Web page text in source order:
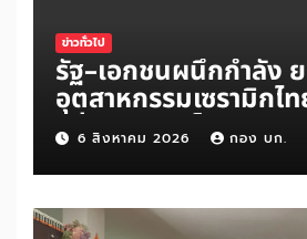
ข่าวทั่วไป
รัฐ–เอกชนผนึกกำลัง
อุตสาหกรรมเซรามิกไ
แข่งขันระดับโลก
6 สิงหาคม 2026 กอง บก.